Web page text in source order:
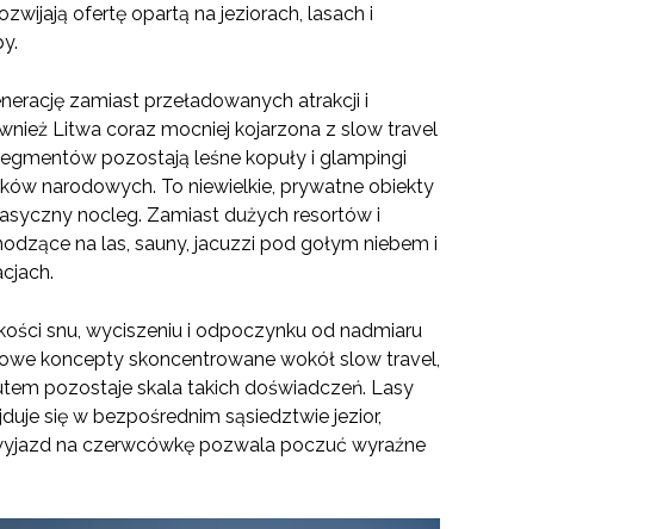
ofertę opartą na jeziorach, lasach i
zamiast przeładowanych atrakcji i
Litwa coraz mocniej kojarzona z slow travel
pozostają leśne kopuły i glampingi
narodowych. To niewielkie, prywatne obiekty
nocleg. Zamiast dużych resortów i
na las, sauny, jacuzzi pod gołym niebem i
snu, wyciszeniu i odpoczynku od nadmiaru
koncepty skoncentrowane wokół slow travel,
pozostaje skala takich doświadczeń. Lasy
się w bezpośrednim sąsiedztwie jezior,
na czerwcówkę pozwala poczuć wyraźne